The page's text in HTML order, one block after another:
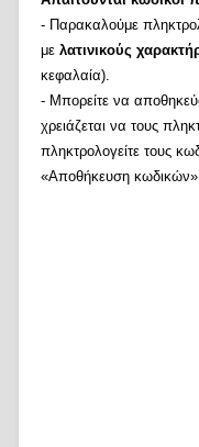
- Παρακαλούμε
με λατινικούς
κεφαλαία).
- Μπορείτε να
χρειάζεται να τους
πληκτρολογείτε τους
«Αποθήκευση κωδικών»